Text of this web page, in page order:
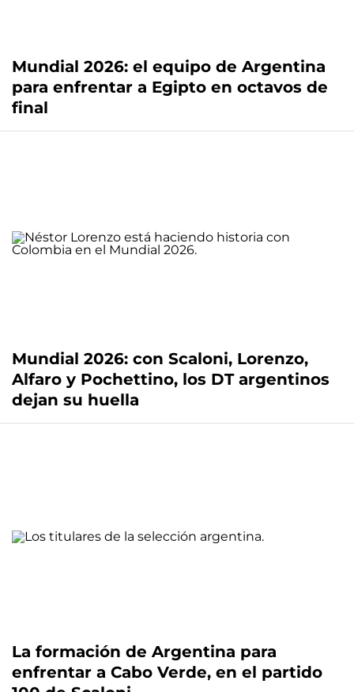
Mundial 2026: el equipo de Argentina
para enfrentar a Egipto en octavos de
final
Mundial 2026: con Scaloni, Lorenzo,
Alfaro y Pochettino, los DT argentinos
dejan su huella
La formación de Argentina para
enfrentar a Cabo Verde, en el partido